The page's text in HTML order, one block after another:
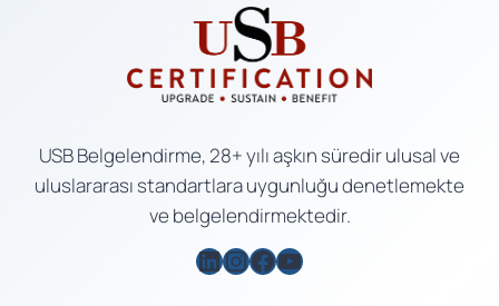
USB Belgelendirme, 28+ yılı aşkın süredir ulusal ve
uluslararası standartlara uygunluğu denetlemekte
ve belgelendirmektedir.
LinkedIn
Instagram
Facebook
YouTube